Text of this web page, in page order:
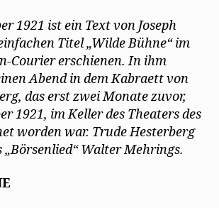
besucht
die
Wilde
Bühne
1921 ist ein Text von Joseph
Titel „Wilde Bühne“ im
Courier erschienen. In ihm
Abend in dem Kabraett von
das erst zwei Monate zuvor,
1921, im Keller des Theaters des
worden war. Trude Hesterberg
„Börsenlied“ Walter Mehrings.